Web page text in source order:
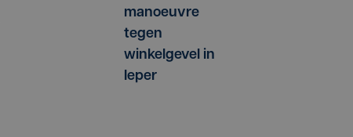
manoeuvre
tegen
winkelgevel in
Ieper